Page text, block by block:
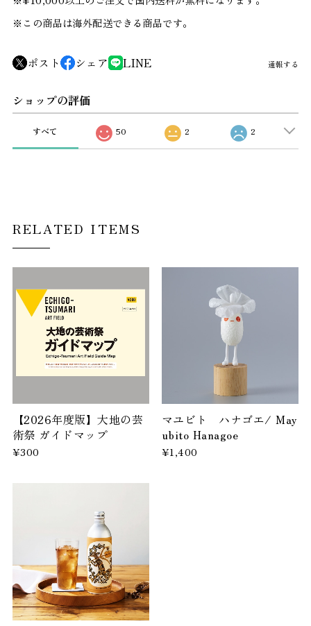
※この商品は海外配送できる商品です。
ポスト シェア LINE 通報する
ショップの評価
すべて 50 2 2
RELATED ITEMS
【2026年度版】大地の芸
術祭 ガイドマップ
¥300
マユビト ハナゴエ/ May
ubito Hanagoe
¥1,400